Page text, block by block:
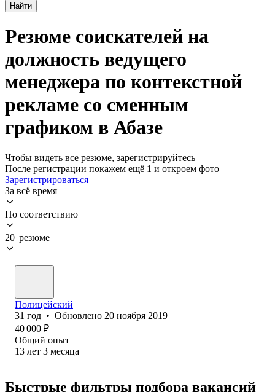
Найти
Резюме соискателей на
должность ведущего
менеджера по контекстной
рекламе со сменным
графиком в Абазе
Чтобы видеть все резюме, зарегистрируйтесь
После регистрации покажем ещё 1 и откроем фото
Зарегистрироваться
За всё время
По соответствию
20 резюме
Полицейский
31 год • Обновлено 20 ноября 2019
40 000 ₽
Общий опыт
13 лет 3 месяца
Быстрые фильтры подбора вакансий